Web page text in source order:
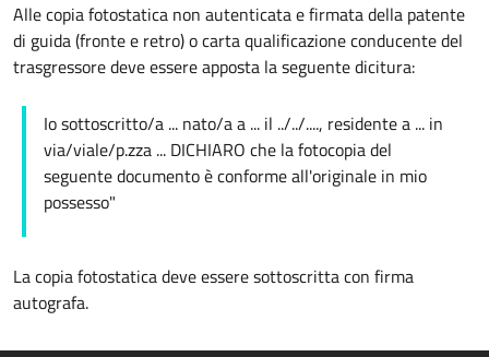
Alle copia fotostatica non autenticata e firmata della patente
di guida (fronte e retro) o carta qualificazione conducente del
trasgressore deve essere apposta la seguente dicitura:
Io sottoscritto/a ... nato/a a ... il ../../...., residente a ... in
via/viale/p.zza ... DICHIARO che la fotocopia del
seguente documento è conforme all'originale in mio
possesso"
La copia fotostatica deve essere sottoscritta con firma
autografa.